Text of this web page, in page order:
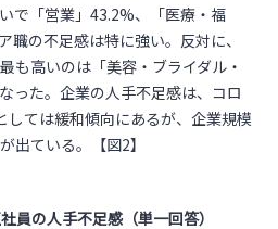
で「営業」43.2%、「医療・福
の不足感は特に強い。反対に、
も高いのは「美容・ブライダル・
った。企業の人手不足感は、コロ
しては緩和傾向にあるが、企業規模
出ている。【図2】
員の人手不足感（単一回答）